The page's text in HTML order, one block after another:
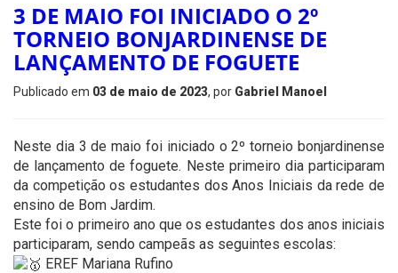
3 DE MAIO FOI INICIADO O 2º
TORNEIO BONJARDINENSE DE
LANÇAMENTO DE FOGUETE
Publicado em 03 de maio de 2023, por Gabriel Manoel
Neste dia 3 de maio foi iniciado o 2º torneio bonjardinense
de lançamento de foguete. Neste primeiro dia participaram
da competição os estudantes dos Anos Iniciais da rede de
ensino de Bom Jardim.
Este foi o primeiro ano que os estudantes dos anos iniciais
participaram, sendo campeãs as seguintes escolas:
EREF Mariana Rufino